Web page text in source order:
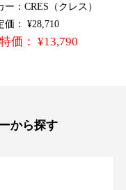
ー：CRES（クレス）
価： ¥28,710
価： ¥13,790
から探す